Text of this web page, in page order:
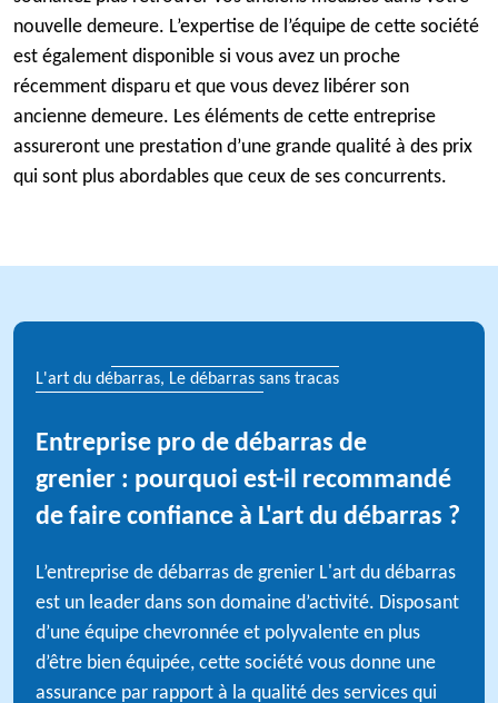
nouvelle demeure. L’expertise de l’équipe de cette société
est également disponible si vous avez un proche
récemment disparu et que vous devez libérer son
ancienne demeure. Les éléments de cette entreprise
assureront une prestation d’une grande qualité à des prix
qui sont plus abordables que ceux de ses concurrents.
L'art du débarras, Le débarras sans tracas
Entreprise pro de débarras de
grenier : pourquoi est-il recommandé
de faire confiance à L'art du débarras ?
L’entreprise de débarras de grenier L'art du débarras
est un leader dans son domaine d’activité. Disposant
d’une équipe chevronnée et polyvalente en plus
d’être bien équipée, cette société vous donne une
assurance par rapport à la qualité des services qui